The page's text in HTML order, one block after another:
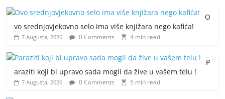
O
vo srednjovjekovno selo ima više knjižara nego kafića!
7 Augusta, 2026 0 Comments 4 min read
P
araziti koji bi upravo sada mogli da žive u vašem telu !
7 Augusta, 2026 0 Comments 5 min read